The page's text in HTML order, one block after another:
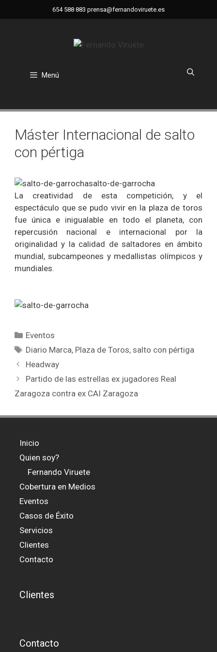
654 588 883 prensa@fernandoviruete.es
Menú
Máster Internacional de salto
con pértiga
La creatividad de esta competición, y el
espectáculo que se pudo vivir en la plaza de toros
fue única e inigualable en todo el planeta, con
repercusión nacional e internacional por la
originalidad y la calidad de saltadores en ámbito
mundial, subcampeones y medallistas olímpicos y
mundiales.
Categorías
Eventos
Etiquetas
Diario Marca, Plaza de Toros,salto con pértiga
Headway
Partido de las estrellas ex jugadores Real
Zaragoza contra ex CAI Zaragoza
Inicio
Quien soy?
Fernando Viruete
Cobertura en Medios
Eventos
Casos de Éxito
Servicios
Clientes
Contacto
Clientes
Contacto